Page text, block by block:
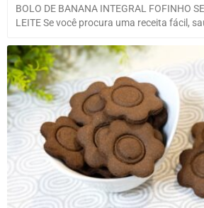
BOLO DE BANANA INTEGRAL FOFINHO
LEITE Se você procura uma receita fácil,